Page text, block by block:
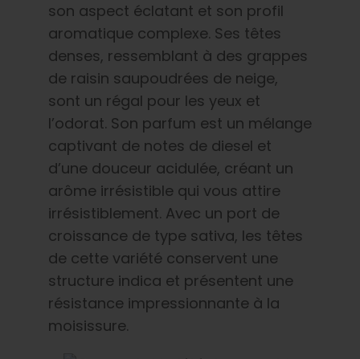
son aspect éclatant et son profil
aromatique complexe. Ses têtes
denses, ressemblant à des grappes
de raisin saupoudrées de neige,
sont un régal pour les yeux et
l’odorat. Son parfum est un mélange
captivant de notes de diesel et
d’une douceur acidulée, créant un
arôme irrésistible qui vous attire
irrésistiblement. Avec un port de
croissance de type sativa, les têtes
de cette variété conservent une
structure indica et présentent une
résistance impressionnante à la
moisissure.